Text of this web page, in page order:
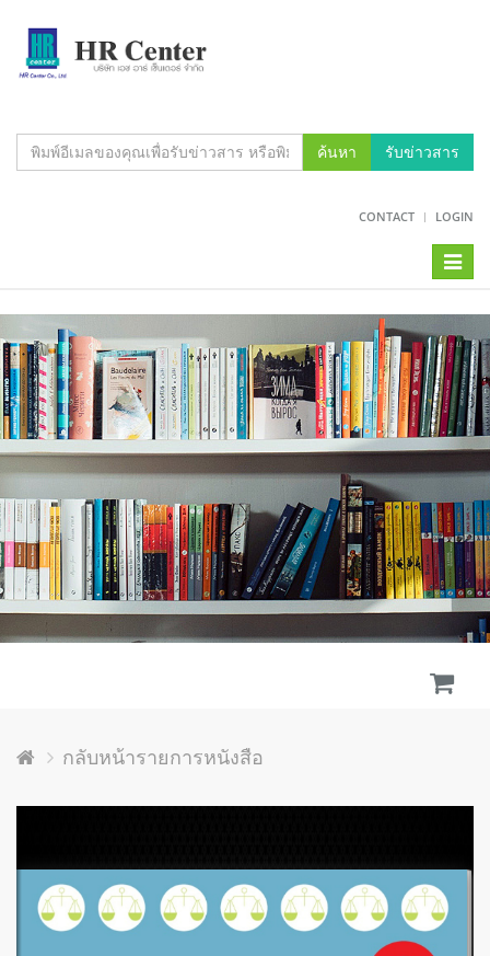
ค้นหา รับข่าวสาร
CONTACT LOGIN
Toggle
กลับหน้ารายการหนังสือ